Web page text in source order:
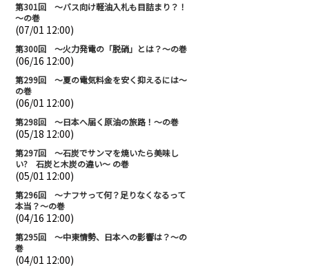
第301回 ～バス向け軽油入札も目詰まり？！
～の巻
(07/01 12:00)
第300回 ～火力発電の「脱硝」とは？～の巻
(06/16 12:00)
第299回 ～夏の電気料金を安く抑えるには～
の巻
(06/01 12:00)
第298回 ～日本へ届く原油の旅路！～の巻
(05/18 12:00)
第297回 ～石炭でサンマを焼いたら美味し
い? 石炭と木炭の違い～ の巻
(05/01 12:00)
第296回 ～ナフサって何？足りなくなるって
本当？～の巻
(04/16 12:00)
第295回 ～中東情勢、日本への影響は？～の
巻
(04/01 12:00)